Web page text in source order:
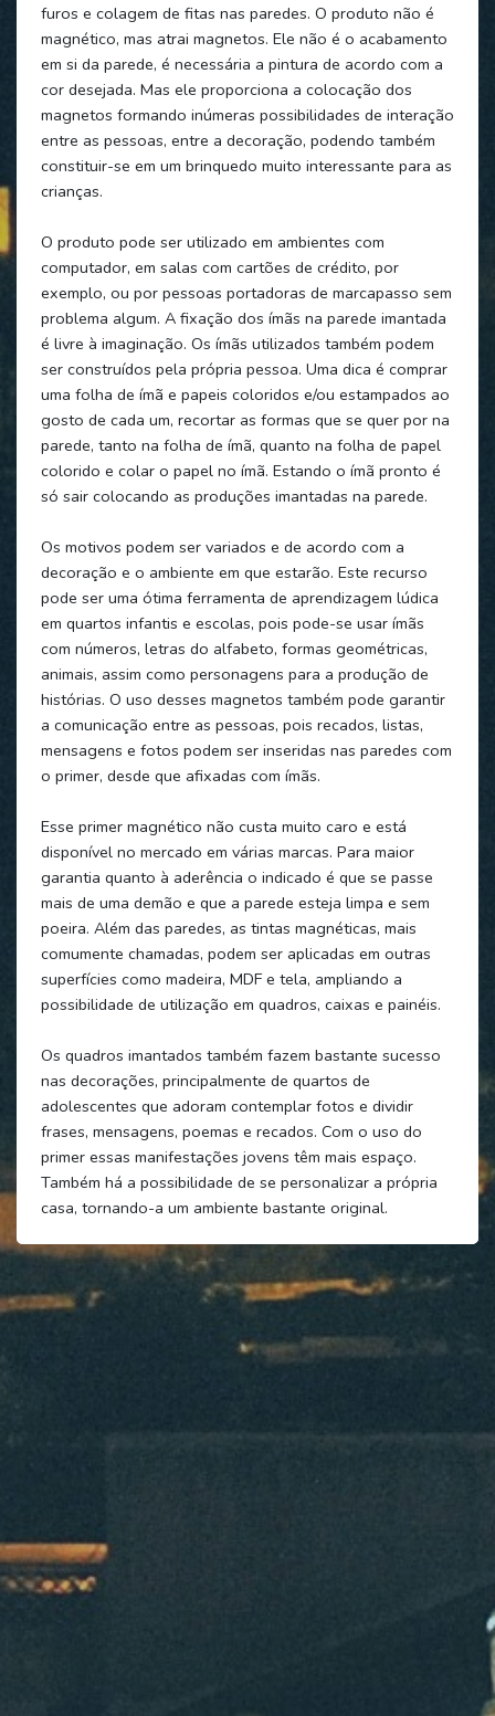
furos e colagem de fitas nas paredes. O produto não é
magnético, mas atrai magnetos. Ele não é o acabamento
em si da parede, é necessária a pintura de acordo com a
cor desejada. Mas ele proporciona a colocação dos
magnetos formando inúmeras possibilidades de interação
entre as pessoas, entre a decoração, podendo também
constituir-se em um brinquedo muito interessante para as
crianças.
O produto pode ser utilizado em ambientes com
computador, em salas com cartões de crédito, por
exemplo, ou por pessoas portadoras de marcapasso sem
problema algum. A fixação dos ímãs na parede imantada
é livre à imaginação. Os ímãs utilizados também podem
ser construídos pela própria pessoa. Uma dica é comprar
uma folha de ímã e papeis coloridos e/ou estampados ao
gosto de cada um, recortar as formas que se quer por na
parede, tanto na folha de ímã, quanto na folha de papel
colorido e colar o papel no ímã. Estando o ímã pronto é
só sair colocando as produções imantadas na parede.
Os motivos podem ser variados e de acordo com a
decoração e o ambiente em que estarão. Este recurso
pode ser uma ótima ferramenta de aprendizagem lúdica
em quartos infantis e escolas, pois pode-se usar ímãs
com números, letras do alfabeto, formas geométricas,
animais, assim como personagens para a produção de
histórias. O uso desses magnetos também pode garantir
a comunicação entre as pessoas, pois recados, listas,
mensagens e fotos podem ser inseridas nas paredes com
o primer, desde que afixadas com ímãs.
Esse primer magnético não custa muito caro e está
disponível no mercado em várias marcas. Para maior
garantia quanto à aderência o indicado é que se passe
mais de uma demão e que a parede esteja limpa e sem
poeira. Além das paredes, as tintas magnéticas, mais
comumente chamadas, podem ser aplicadas em outras
superfícies como madeira, MDF e tela, ampliando a
possibilidade de utilização em quadros, caixas e painéis.
Os quadros imantados também fazem bastante sucesso
nas decorações, principalmente de quartos de
adolescentes que adoram contemplar fotos e dividir
frases, mensagens, poemas e recados. Com o uso do
primer essas manifestações jovens têm mais espaço.
Também há a possibilidade de se personalizar a própria
casa, tornando-a um ambiente bastante original.